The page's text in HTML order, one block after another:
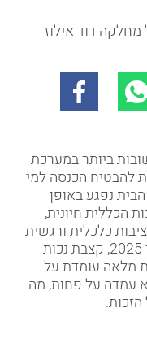
מחלקה דוד אילוז
ביותר במערכת
להבטיח הכנסה למי
נפגע באופן
הכללית חיונית,
כלכלית ורגשית
לאלפי ישראלים. החל מחודש ינואר 2025, קצבת נכות
מלאה עומדת על
עמדה על פחות, מה